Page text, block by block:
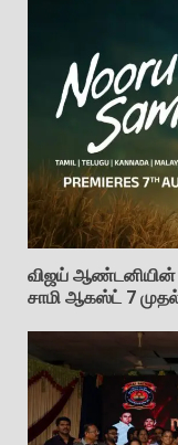
விஜய் ஆண்டனியின்
சாமி ஆகஸ்ட் 7 முதல்